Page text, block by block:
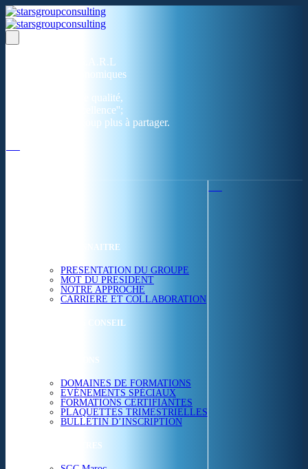
Un réseau de 05 S.A.R.L
dans 03 zones économiques
''Des prestations de qualité,
la garantie de l'excellence'';
Nous avons beaucoup plus à partager.
NOUS CONNAITRE
PRESENTATION DU GROUPE
MOT DU PRESIDENT
NOTRE APPROCHE
CARRIERE ET COLLABORATION
ETUDES & CONSEIL
FORMATIONS
DOMAINES DE FORMATIONS
EVÉNEMENTS SPÉCIAUX
FORMATIONS CERTIFIANTES
PLAQUETTES TRIMESTRIELLES
BULLETIN D’INSCRIPTION
NOS CENTRES